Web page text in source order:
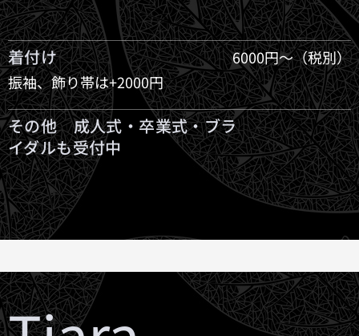
着付け
振袖、飾り帯は+2000円
6000円～（税別）
その他 成人式・卒業式・ブラ
イダルも受付中